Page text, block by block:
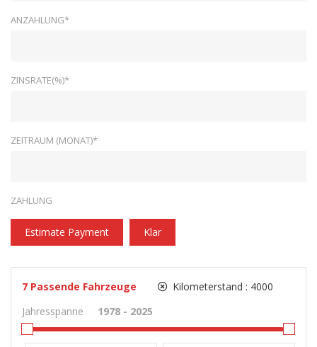
ANZAHLUNG*
ZINSRATE(%)*
ZEITRAUM (MONAT)*
ZAHLUNG
Estimate Payment Klar
7 Passende Fahrzeuge Kilometerstand : 4000
Jahresspanne